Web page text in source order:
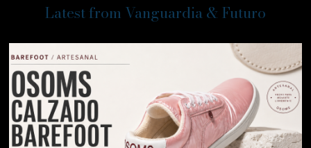
Latest from Vanguardia & Futuro